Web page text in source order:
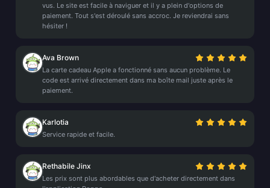
vus. Le site est facile à naviguer et il y a plein d'options de
paiement. Tout s'est déroulé sans accroc. Je reviendrai sans
hésiter !
Ava Brown
La carte cadeau Apple a fonctionné sans aucun problème. Le
code est arrivé directement dans ma boîte mail juste après le
paiement.
Karlotia
Service rapide et facile.
Rethabile Jinx
Les prix sont plus abordables que d'acheter directement dans